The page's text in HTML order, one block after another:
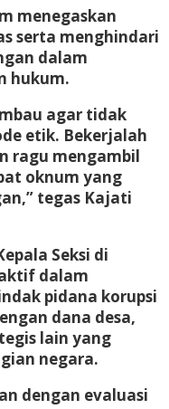
menegaskan
serta menghindari
dalam
hukum.
agar tidak
etik. Bekerjalah
ragu mengambil
oknum yang
tegas Kajati
Seksi di
dalam
pidana korupsi
dana desa,
lain yang
negara.
dengan evaluasi